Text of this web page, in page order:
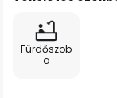
Fürdőszob
a